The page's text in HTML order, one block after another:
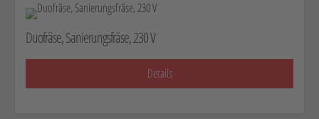
Duofräse, Sanierungsfräse, 230 V
Details